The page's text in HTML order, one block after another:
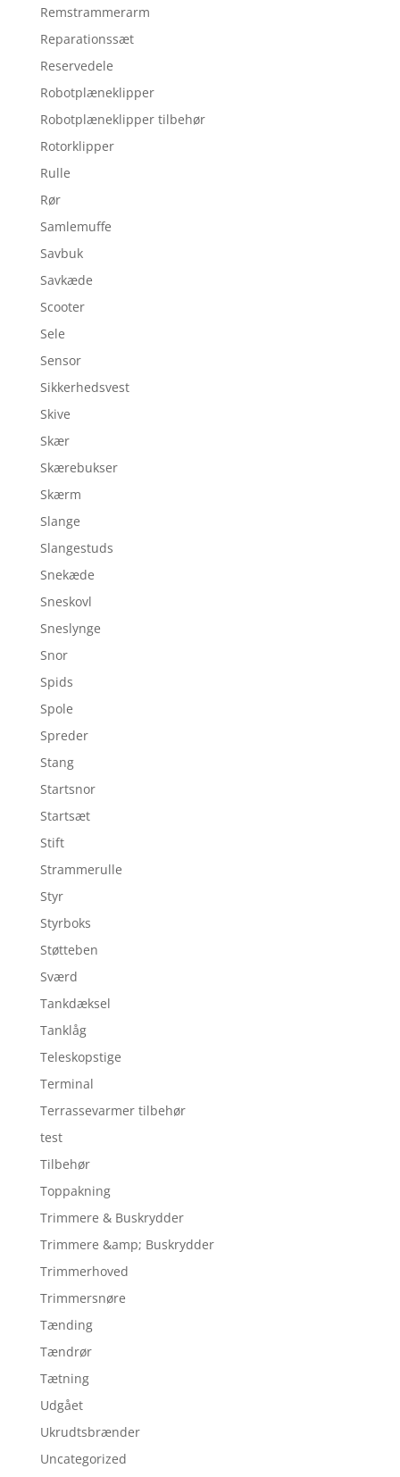
Remstrammerarm
Reparationssæt
Reservedele
Robotplæneklipper
Robotplæneklipper tilbehør
Rotorklipper
Rulle
Rør
Samlemuffe
Savbuk
Savkæde
Scooter
Sele
Sensor
Sikkerhedsvest
Skive
Skær
Skærebukser
Skærm
Slange
Slangestuds
Snekæde
Sneskovl
Sneslynge
Snor
Spids
Spole
Spreder
Stang
Startsnor
Startsæt
Stift
Strammerulle
Styr
Styrboks
Støtteben
Sværd
Tankdæksel
Tanklåg
Teleskopstige
Terminal
Terrassevarmer tilbehør
test
Tilbehør
Toppakning
Trimmere & Buskrydder
Trimmere &amp; Buskrydder
Trimmerhoved
Trimmersnøre
Tænding
Tændrør
Tætning
Udgået
Ukrudtsbrænder
Uncategorized